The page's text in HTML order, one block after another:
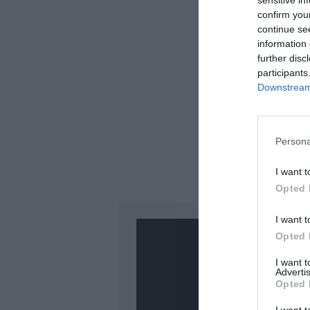
confirm
continue
information
further
I want
Opted
I want
Opted
I want
Opted